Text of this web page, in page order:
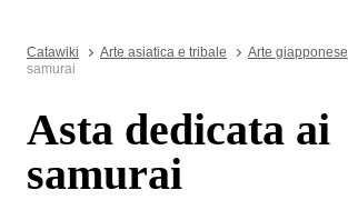
Catawiki Arte asiatica e tribale Arte giapponese
samurai
Asta dedicata ai
samurai